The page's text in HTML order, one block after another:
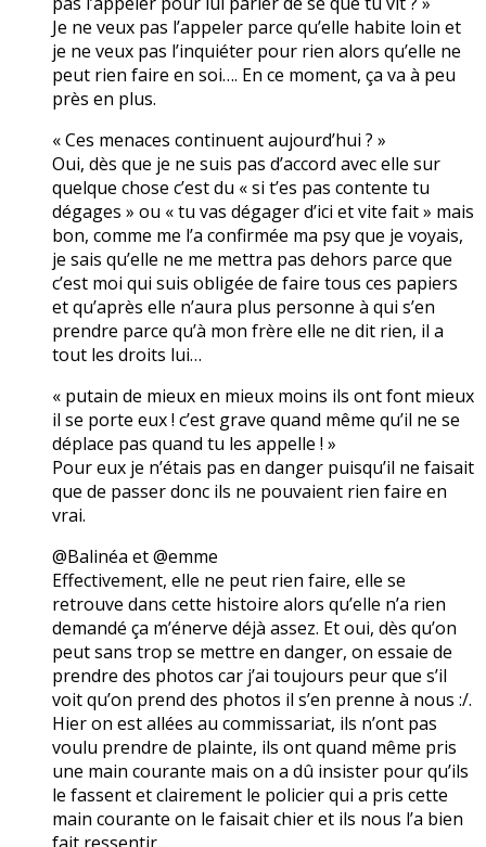
Je ne veux pas l’appeler parce qu’elle habite loin et
je ne veux pas l’inquiéter pour rien alors qu’elle ne
peut rien faire en soi…. En ce moment, ça va à peu
près en plus.
« Ces menaces continuent aujourd’hui ? »
Oui, dès que je ne suis pas d’accord avec elle sur
quelque chose c’est du « si t’es pas contente tu
dégages » ou « tu vas dégager d’ici et vite fait » mais
bon, comme me l’a confirmée ma psy que je voyais,
je sais qu’elle ne me mettra pas dehors parce que
c’est moi qui suis obligée de faire tous ces papiers
et qu’après elle n’aura plus personne à qui s’en
prendre parce qu’à mon frère elle ne dit rien, il a
tout les droits lui…
« putain de mieux en mieux moins ils ont font mieux
il se porte eux ! c’est grave quand même qu’il ne se
déplace pas quand tu les appelle ! »
Pour eux je n’étais pas en danger puisqu’il ne faisait
que de passer donc ils ne pouvaient rien faire en
vrai.
@Balinéa et @emme
Effectivement, elle ne peut rien faire, elle se
retrouve dans cette histoire alors qu’elle n’a rien
demandé ça m’énerve déjà assez. Et oui, dès qu’on
peut sans trop se mettre en danger, on essaie de
prendre des photos car j’ai toujours peur que s’il
voit qu’on prend des photos il s’en prenne à nous :/.
Hier on est allées au commissariat, ils n’ont pas
voulu prendre de plainte, ils ont quand même pris
une main courante mais on a dû insister pour qu’ils
le fassent et clairement le policier qui a pris cette
main courante on le faisait chier et ils nous l’a bien